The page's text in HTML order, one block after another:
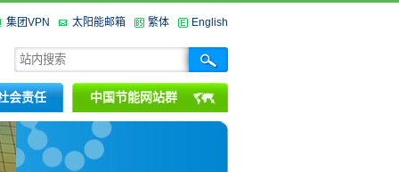
集团VPN 太阳能邮箱 繁体 English
会责任 中国节能网站群